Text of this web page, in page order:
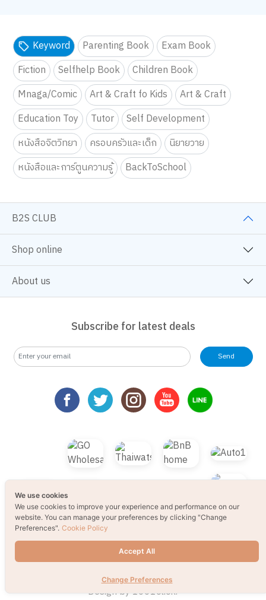
Keyword Parenting Book
Exam Book
Fiction
Selfhelp Book
Children Book
Mnaga/Comic
Art & Craft fo Kids
Art & Craft
Education Toy
Tutor
Self Development
หนังสือจิตวิทยา
ครอบครัวและเด็ก
นิยายวาย
หนังสือและการ์ตูนความรู้
BackToSchool
B2S CLUB
Shop online
About us
Subscribe for latest deals
Send
We use cookies
We use cookies to improve your experience and performance on our
website. You can manage your preferences by clicking "Change
Preferences".
Cookie Policy
Change Preferences